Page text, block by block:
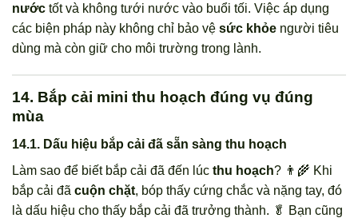
nước tốt và không tưới nước vào buổi tối. Việc áp dụng
các biện pháp này không chỉ bảo vệ sức khỏe người tiêu
dùng mà còn giữ cho môi trường trong lành.
14. Bắp cải mini thu hoạch đúng vụ đúng
mùa
14.1. Dấu hiệu bắp cải đã sẵn sàng thu hoạch
Làm sao để biết bắp cải đã đến lúc thu hoạch? 👨‍🌾 Khi
bắp cải đã cuộn chặt, bóp thấy cứng chắc và nặng tay, đó
là dấu hiệu cho thấy bắp cải đã trưởng thành. 🥬 Bạn cũng